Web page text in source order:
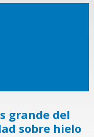
grande del
sobre hielo